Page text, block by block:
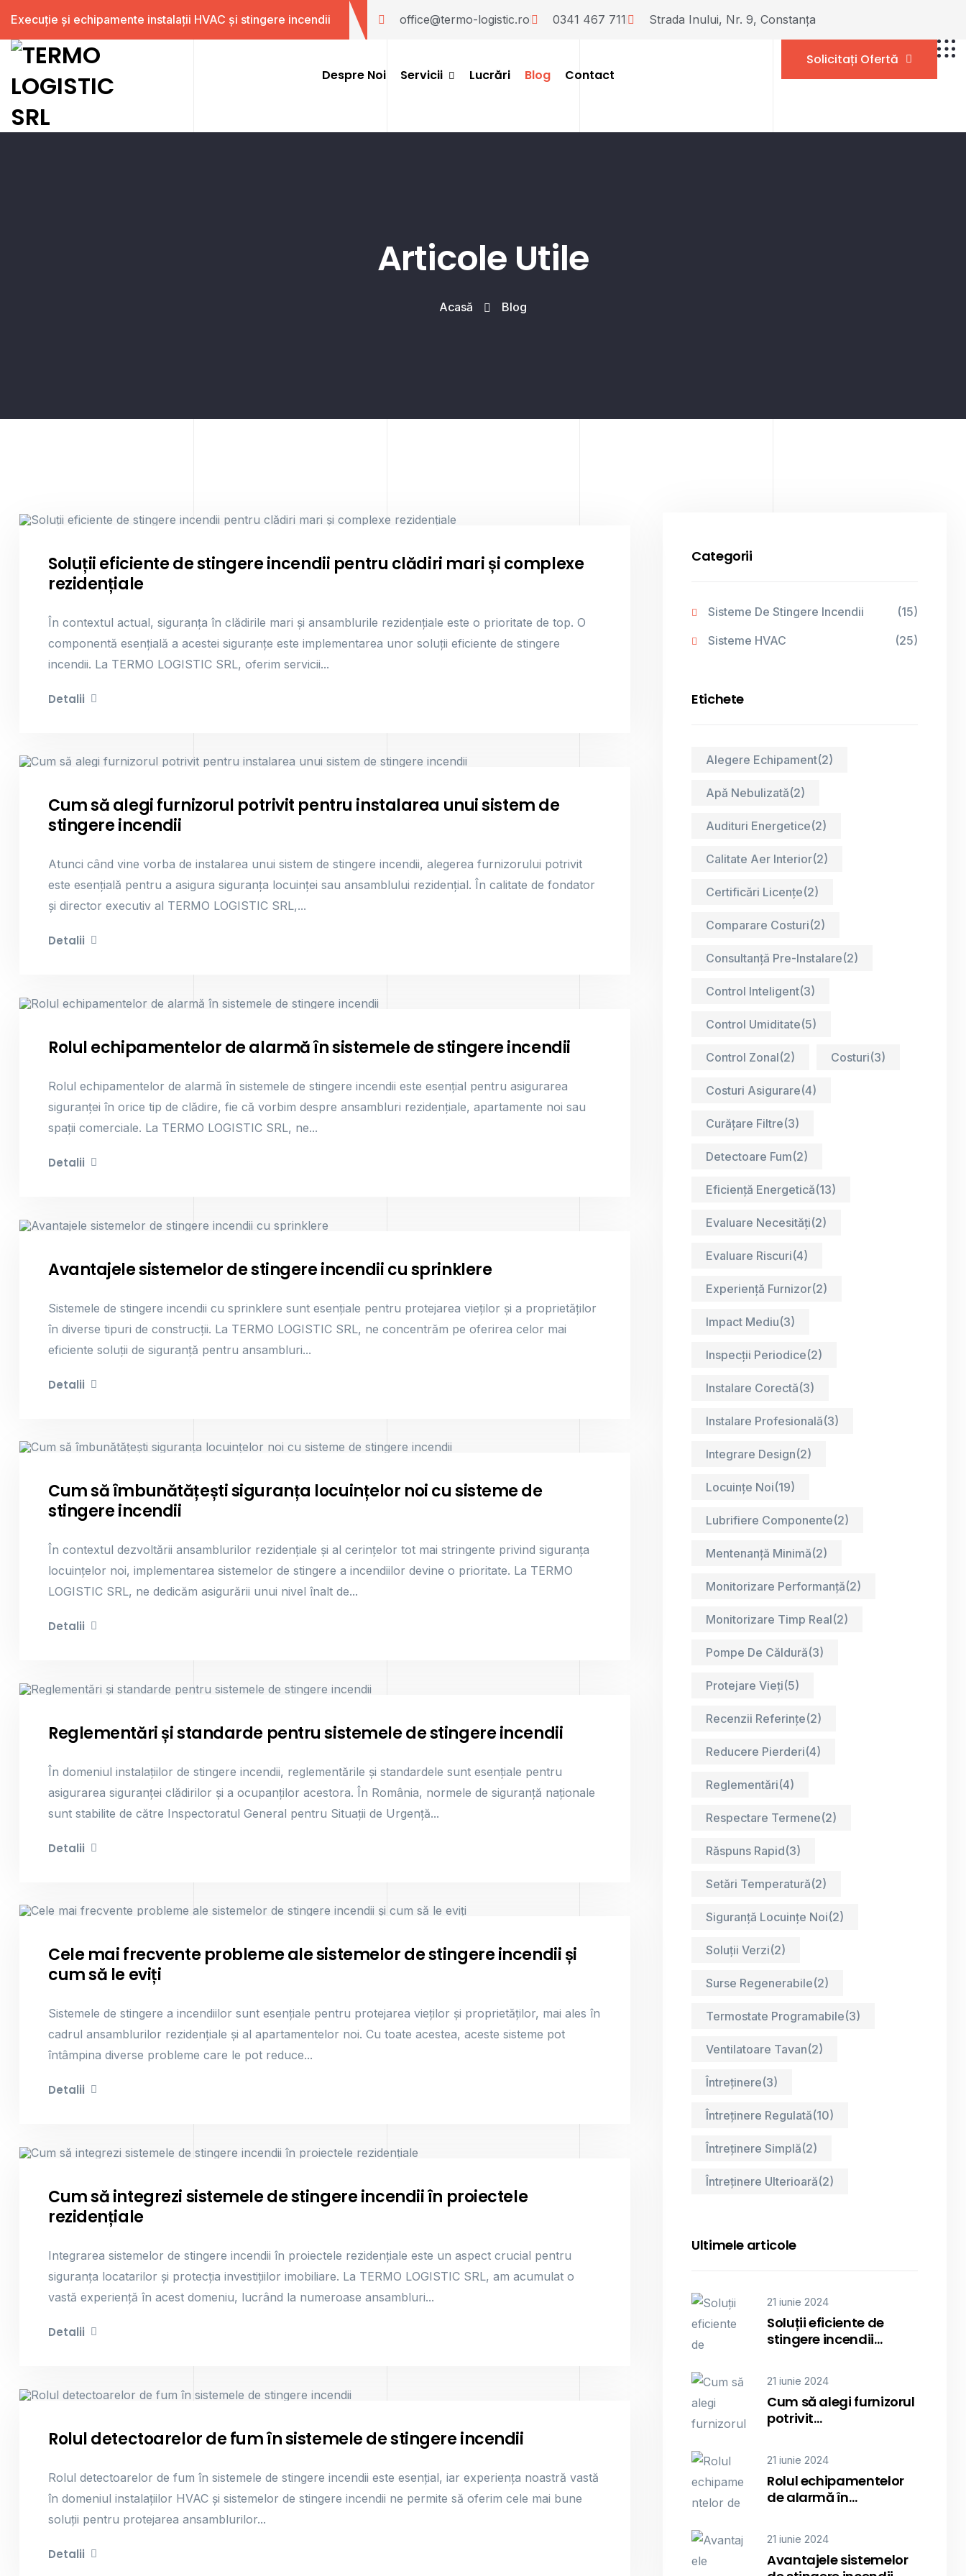
Execuție și echipamente instalații HVAC și stingere incendii office@termo-logistic.ro 0341 467 711 Strada Inului, Nr. 9, Constanța
Despre Noi Servicii Lucrări Blog Contact
Solicitați Ofertă
Articole Utile
Acasă Blog
Soluții eficiente de stingere incendii pentru clădiri mari și complexe
rezidențiale
În contextul actual, siguranța în clădirile mari și ansamblurile rezidențiale este o prioritate de top. O
componentă esențială a acestei siguranțe este implementarea unor soluții eficiente de stingere
incendii. La TERMO LOGISTIC SRL, oferim servicii...
Detalii
Cum să alegi furnizorul potrivit pentru instalarea unui sistem de
stingere incendii
Atunci când vine vorba de instalarea unui sistem de stingere incendii, alegerea furnizorului potrivit
este esențială pentru a asigura siguranța locuinței sau ansamblului rezidențial. În calitate de fondator
și director executiv al TERMO LOGISTIC SRL,...
Detalii
Rolul echipamentelor de alarmă în sistemele de stingere incendii
Rolul echipamentelor de alarmă în sistemele de stingere incendii este esențial pentru asigurarea
siguranței în orice tip de clădire, fie că vorbim despre ansambluri rezidențiale, apartamente noi sau
spații comerciale. La TERMO LOGISTIC SRL, ne...
Detalii
Avantajele sistemelor de stingere incendii cu sprinklere
Sistemele de stingere incendii cu sprinklere sunt esențiale pentru protejarea vieților și a proprietăților
în diverse tipuri de construcții. La TERMO LOGISTIC SRL, ne concentrăm pe oferirea celor mai
eficiente soluții de siguranță pentru ansambluri...
Detalii
Cum să îmbunătățești siguranța locuințelor noi cu sisteme de
stingere incendii
În contextul dezvoltării ansamblurilor rezidențiale și al cerințelor tot mai stringente privind siguranța
locuințelor noi, implementarea sistemelor de stingere a incendiilor devine o prioritate. La TERMO
LOGISTIC SRL, ne dedicăm asigurării unui nivel înalt de...
Detalii
Reglementări și standarde pentru sistemele de stingere incendii
În domeniul instalațiilor de stingere incendii, reglementările și standardele sunt esențiale pentru
asigurarea siguranței clădirilor și a ocupanților acestora. În România, normele de siguranță naționale
sunt stabilite de către Inspectoratul General pentru Situații de Urgență...
Detalii
Cele mai frecvente probleme ale sistemelor de stingere incendii și
cum să le eviți
Sistemele de stingere a incendiilor sunt esențiale pentru protejarea vieților și proprietăților, mai ales în
cadrul ansamblurilor rezidențiale și al apartamentelor noi. Cu toate acestea, aceste sisteme pot
întâmpina diverse probleme care le pot reduce...
Detalii
Cum să integrezi sistemele de stingere incendii în proiectele
rezidențiale
Integrarea sistemelor de stingere incendii în proiectele rezidențiale este un aspect crucial pentru
siguranța locatarilor și protecția investițiilor imobiliare. La TERMO LOGISTIC SRL, am acumulat o
vastă experiență în acest domeniu, lucrând la numeroase ansambluri...
Detalii
Rolul detectoarelor de fum în sistemele de stingere incendii
Rolul detectoarelor de fum în sistemele de stingere incendii este esențial, iar experiența noastră vastă
în domeniul instalațiilor HVAC și sistemelor de stingere incendii ne permite să oferim cele mai bune
soluții pentru protejarea ansamblurilor...
Detalii
Categorii
Sisteme De Stingere Incendii (15)
Sisteme HVAC (25)
Etichete
Alegere Echipament(2)
Apă Nebulizată(2)
Audituri Energetice(2)
Calitate Aer Interior(2)
Certificări Licențe(2)
Comparare Costuri(2)
Consultanță Pre-Instalare(2)
Control Inteligent(3)
Control Umiditate(5)
Control Zonal(2) Costuri(3)
Costuri Asigurare(4)
Curățare Filtre(3)
Detectoare Fum(2)
Eficiență Energetică(13)
Evaluare Necesități(2)
Evaluare Riscuri(4)
Experiență Furnizor(2)
Impact Mediu(3)
Inspecții Periodice(2)
Instalare Corectă(3)
Instalare Profesională(3)
Integrare Design(2)
Locuințe Noi(19)
Lubrifiere Componente(2)
Mentenanță Minimă(2)
Monitorizare Performanță(2)
Monitorizare Timp Real(2)
Pompe De Căldură(3)
Protejare Vieți(5)
Recenzii Referințe(2)
Reducere Pierderi(4)
Reglementări(4)
Respectare Termene(2)
Răspuns Rapid(3)
Setări Temperatură(2)
Siguranță Locuințe Noi(2)
Soluții Verzi(2)
Surse Regenerabile(2)
Termostate Programabile(3)
Ventilatoare Tavan(2)
Întreținere(3)
Întreținere Regulată(10)
Întreținere Simplă(2)
Întreținere Ulterioară(2)
Ultimele articole
21 iunie 2024
Soluții eficiente de
stingere incendii…
21 iunie 2024
Cum să alegi furnizorul
potrivit…
21 iunie 2024
Rolul echipamentelor
de alarmă în…
21 iunie 2024
Avantajele sistemelor